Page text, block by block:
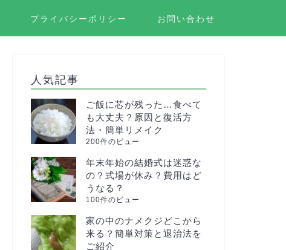
プライバシーポリシー お問い合わせ
人気記事
ご飯に芯が残った…食べて
も大丈夫？原因と復活方
法・簡単リメイク
200件のビュー
年末年始の結婚式は迷惑な
の？式場が休み？費用はど
うなる？
100件のビュー
家の中のナメクジどこから
来る？簡単対策と退治法を
ご紹介